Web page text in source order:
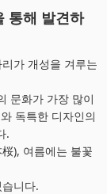
통해 발견하
가 개성을 겨루는
문화가 가장 많이
독특한 디자인의
.
), 여름에는 불꽃
니다.